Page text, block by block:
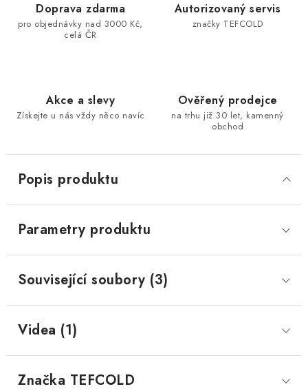
Doprava zdarma
pro objednávky nad 3000 Kč,
celá ČR
Autorizovaný servis
značky TEFCOLD
Akce a slevy
Získejte u nás vždy něco navíc
Ověřený prodejce
na trhu již 30 let, kamenný
obchod
Popis produktu
Parametry produktu
Související soubory (3)
Videa (1)
Značka TEFCOLD